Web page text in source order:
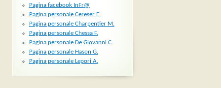
Pagina facebook InFr@
Pagina personale Cereser E.
Pagina personale Charpentier M.
Pagina personale Chessa F.
Pagina personale De Giovanni C.
Pagina personale Hason G.
Pagina personale Lepori A.